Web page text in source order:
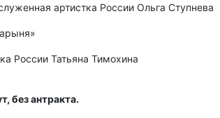
артистка России Ольга Ступнева
России Татьяна Тимохина
без антракта.